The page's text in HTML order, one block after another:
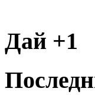
Дай +1